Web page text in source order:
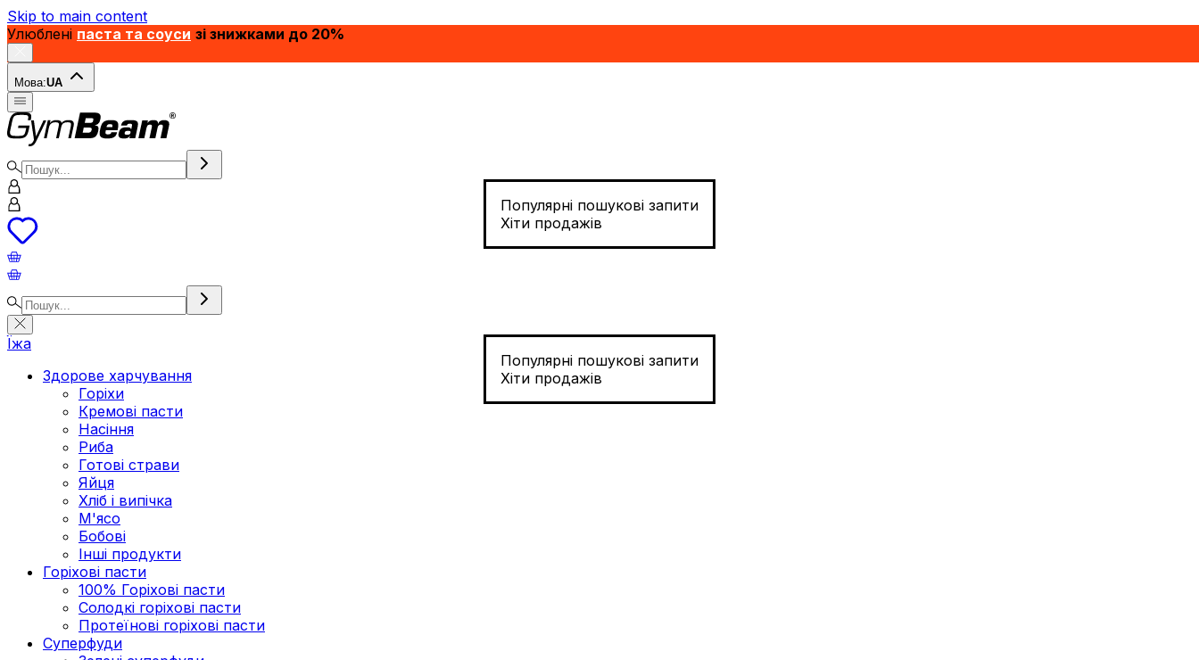
Skip to main content
Улюблені паста та соуси зі знижками до 20%
Мова:UA
Популярні пошукові запити
Хіти продажів
Популярні пошукові запити
Хіти продажів
Їжа
Здорове харчування
Горіхи
Кремові пасти
Насіння
Риба
Готові страви
Яйця
Хліб і випічка
М'ясо
Бобові
Інші продукти
Горіхові пасти
100% Горіхові пасти
Солодкі горіхові пасти
Протеїнові горіхові пасти
Суперфуди